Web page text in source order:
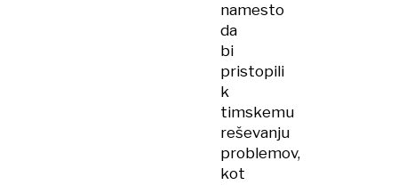
namesto
da
bi
pristopili
k
timskemu
reševanju
problemov,
kot